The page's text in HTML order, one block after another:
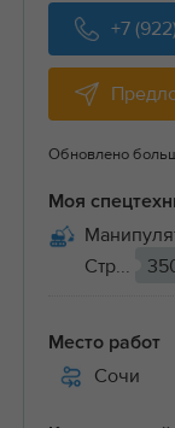
+7
Обновлено
Моя
Стр...
Место работ
Сочи